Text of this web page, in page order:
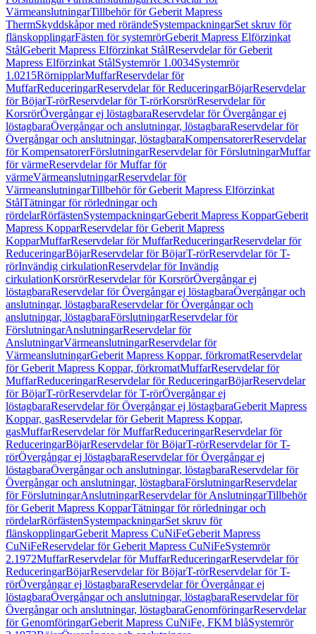
VärmeanslutningarTillbehör för Geberit Mapress
ThermSkyddskåpor med rörändeSystempackningarSet skruv för
flänskopplingarFästen för systemrörGeberit Mapress Elförzinkat
StålGeberit Mapress Elförzinkat StålReservdelar för Geberit
Mapress Elförzinkat StålSystemrör 1.0034Systemrör
1.0215RörnipplarMuffarReservdelar för
MuffarReduceringarReservdelar för ReduceringarBöjarReservdelar
för BöjarT-rörReservdelar för T-rörKorsrörReservdelar för
KorsrörÖvergångar ej löstagbaraReservdelar för Övergångar ej
löstagbaraÖvergångar och anslutningar, löstagbaraReservdelar för
Övergångar och anslutningar, löstagbaraKompensatorerReservdelar
för KompensatorerFörslutningarReservdelar för FörslutningarMuffar
för värmeReservdelar för Muffar för
värmeVärmeanslutningarReservdelar för
VärmeanslutningarTillbehör för Geberit Mapress Elförzinkat
StålTätningar för rörledningar och
rördelarRörfästenSystempackningarGeberit Mapress KopparGeberit
Mapress KopparReservdelar för Geberit Mapress
KopparMuffarReservdelar för MuffarReduceringarReservdelar för
ReduceringarBöjarReservdelar för BöjarT-rörReservdelar för T-
rörInvändig cirkulationReservdelar för Invändig
cirkulationKorsrörReservdelar för KorsrörÖvergångar ej
löstagbaraReservdelar för Övergångar ej löstagbaraÖvergångar och
anslutningar, löstagbaraReservdelar för Övergångar och
anslutningar, löstagbaraFörslutningarReservdelar för
FörslutningarAnslutningarReservdelar för
AnslutningarVärmeanslutningarReservdelar för
VärmeanslutningarGeberit Mapress Koppar, förkromatReservdelar
för Geberit Mapress Koppar, förkromatMuffarReservdelar för
MuffarReduceringarReservdelar för ReduceringarBöjarReservdelar
för BöjarT-rörReservdelar för T-rörÖvergångar ej
löstagbaraReservdelar för Övergångar ej löstagbaraGeberit Mapress
Koppar, gasReservdelar för Geberit Mapress Koppar,
gasMuffarReservdelar för MuffarReduceringarReservdelar för
ReduceringarBöjarReservdelar för BöjarT-rörReservdelar för T-
rörÖvergångar ej löstagbaraReservdelar för Övergångar ej
löstagbaraÖvergångar och anslutningar, löstagbaraReservdelar för
Övergångar och anslutningar, löstagbaraFörslutningarReservdelar
för FörslutningarAnslutningarReservdelar för AnslutningarTillbehör
för Geberit Mapress KopparTätningar för rörledningar och
rördelarRörfästenSystempackningarSet skruv för
flänskopplingarGeberit Mapress CuNiFeGeberit Mapress
CuNiFeReservdelar för Geberit Mapress CuNiFeSystemrör
2.1972MuffarReservdelar för MuffarReduceringarReservdelar för
ReduceringarBöjarReservdelar för BöjarT-rörReservdelar för T-
rörÖvergångar ej löstagbaraReservdelar för Övergångar ej
löstagbaraÖvergångar och anslutningar, löstagbaraReservdelar för
Övergångar och anslutningar, löstagbaraGenomföringarReservdelar
för GenomföringarGeberit Mapress CuNiFe, FKM blåSystemrör